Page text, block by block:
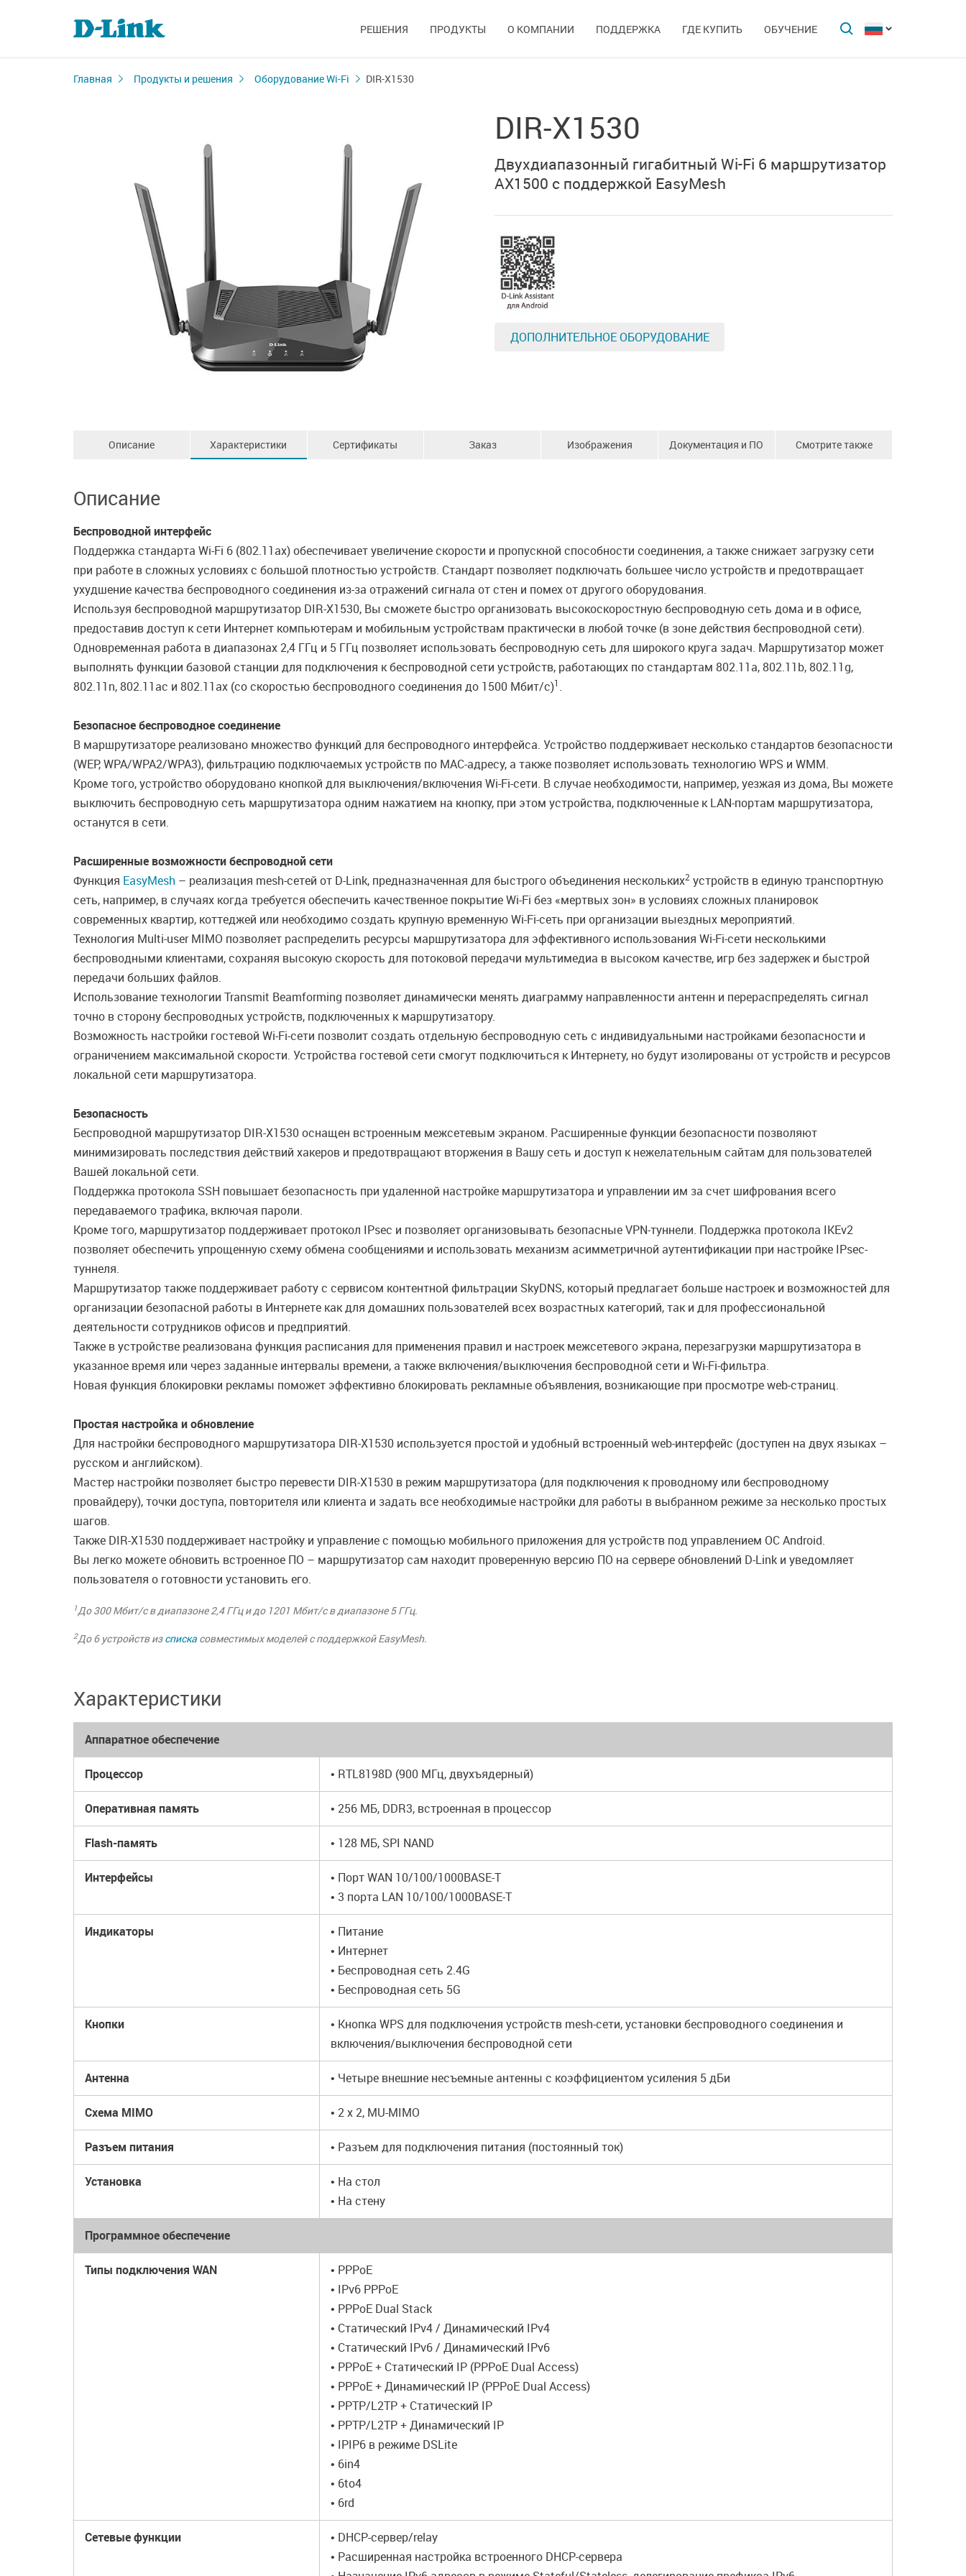
РЕШЕНИЯ ПРОДУКТЫ О КОМПАНИИ ПОДДЕРЖКА ГДЕ КУПИТЬ ОБУЧЕНИЕ
Главная Продукты и решения Оборудование Wi-Fi DIR-X1530
DIR-X1530
Двухдиапазонный гигабитный Wi-Fi 6 маршрутизатор
AX1500 с поддержкой EasyMesh
ДОПОЛНИТЕЛЬНОЕ ОБОРУДОВАНИЕ
Описание Характеристики Сертификаты Заказ Изображения Документация и ПО Смотрите также
Описание
Беспроводной интерфейс
Поддержка стандарта Wi-Fi 6 (802.11ax) обеспечивает увеличение скорости и пропускной способности соединения, а также снижает загрузку сети
при работе в сложных условиях с большой плотностью устройств. Стандарт позволяет подключать большее число устройств и предотвращает
ухудшение качества беспроводного соединения из-за отражений сигнала от стен и помех от другого оборудования.
Используя беспроводной маршрутизатор DIR-X1530, Вы сможете быстро организовать высокоскоростную беспроводную сеть дома и в офисе,
предоставив доступ к сети Интернет компьютерам и мобильным устройствам практически в любой точке (в зоне действия беспроводной сети).
Одновременная работа в диапазонах 2,4 ГГц и 5 ГГц позволяет использовать беспроводную сеть для широкого круга задач. Маршрутизатор может
выполнять функции базовой станции для подключения к беспроводной сети устройств, работающих по стандартам 802.11a, 802.11b, 802.11g,
802.11n, 802.11ac и 802.11ax (со скоростью беспроводного соединения до 1500 Мбит/с)1 .
Безопасное беспроводное соединение
В маршрутизаторе реализовано множество функций для беспроводного интерфейса. Устройство поддерживает несколько стандартов безопасности
(WEP, WPA/WPA2/WPA3), фильтрацию подключаемых устройств по MAC-адресу, а также позволяет использовать технологию WPS и WMM.
Кроме того, устройство оборудовано кнопкой для выключения/включения Wi-Fi-сети. В случае необходимости, например, уезжая из дома, Вы можете
выключить беспроводную сеть маршрутизатора одним нажатием на кнопку, при этом устройства, подключенные к LAN-портам маршрутизатора,
останутся в сети.
Расширенные возможности беспроводной сети
Функция EasyMesh – реализация mesh-сетей от D-Link, предназначенная для быстрого объединения нескольких2 устройств в единую транспортную
сеть, например, в случаях когда требуется обеспечить качественное покрытие Wi-Fi без «мертвых зон» в условиях сложных планировок
современных квартир, коттеджей или необходимо создать крупную временную Wi-Fi-сеть при организации выездных мероприятий.
Технология Multi-user MIMO позволяет распределить ресурсы маршрутизатора для эффективного использования Wi-Fi-сети несколькими
беспроводными клиентами, сохраняя высокую скорость для потоковой передачи мультимедиа в высоком качестве, игр без задержек и быстрой
передачи больших файлов.
Использование технологии Transmit Beamforming позволяет динамически менять диаграмму направленности антенн и перераспределять сигнал
точно в сторону беспроводных устройств, подключенных к маршрутизатору.
Возможность настройки гостевой Wi-Fi-сети позволит создать отдельную беспроводную сеть с индивидуальными настройками безопасности и
ограничением максимальной скорости. Устройства гостевой сети смогут подключиться к Интернету, но будут изолированы от устройств и ресурсов
локальной сети маршрутизатора.
Безопасность
Беспроводной маршрутизатор DIR-X1530 оснащен встроенным межсетевым экраном. Расширенные функции безопасности позволяют
минимизировать последствия действий хакеров и предотвращают вторжения в Вашу сеть и доступ к нежелательным сайтам для пользователей
Вашей локальной сети.
Поддержка протокола SSH повышает безопасность при удаленной настройке маршрутизатора и управлении им за счет шифрования всего
передаваемого трафика, включая пароли.
Кроме того, маршрутизатор поддерживает протокол IPsec и позволяет организовывать безопасные VPN-туннели. Поддержка протокола IKEv2
позволяет обеспечить упрощенную схему обмена сообщениями и использовать механизм асимметричной аутентификации при настройке IPsec-
туннеля.
Маршрутизатор также поддерживает работу с сервисом контентной фильтрации SkyDNS, который предлагает больше настроек и возможностей для
организации безопасной работы в Интернете как для домашних пользователей всех возрастных категорий, так и для профессиональной
деятельности сотрудников офисов и предприятий.
Также в устройстве реализована функция расписания для применения правил и настроек межсетевого экрана, перезагрузки маршрутизатора в
указанное время или через заданные интервалы времени, а также включения/выключения беспроводной сети и Wi-Fi-фильтра.
Новая функция блокировки рекламы поможет эффективно блокировать рекламные объявления, возникающие при просмотре web-страниц.
Простая настройка и обновление
Для настройки беспроводного маршрутизатора DIR-X1530 используется простой и удобный встроенный web-интерфейс (доступен на двух языках –
русском и английском).
Мастер настройки позволяет быстро перевести DIR-X1530 в режим маршрутизатора (для подключения к проводному или беспроводному
провайдеру), точки доступа, повторителя или клиента и задать все необходимые настройки для работы в выбранном режиме за несколько простых
шагов.
Также DIR-X1530 поддерживает настройку и управление с помощью мобильного приложения для устройств под управлением ОС Android.
Вы легко можете обновить встроенное ПО – маршрутизатор сам находит проверенную версию ПО на сервере обновлений D-Link и уведомляет
пользователя о готовности установить его.
1До 300 Мбит/с в диапазоне 2,4 ГГц и до 1201 Мбит/с в диапазоне 5 ГГц.
2До 6 устройств изсписка совместимых моделей с поддержкой EasyMesh.
Характеристики
Аппаратное обеспечение
Процессор • RTL8198D (900 МГц, двухъядерный)
Оперативная память • 256 MБ, DDR3, встроенная в процессор
Flash-память • 128 МБ, SPI NAND
Интерфейсы
• Порт WAN 10/100/1000BASE-T
• 3 порта LAN 10/100/1000BASE-T
Индикаторы
• Питание
• Интернет
• Беспроводная сеть 2.4G
• Беспроводная сеть 5G
Кнопки
• Кнопка WPS для подключения устройств mesh-сети, установки беспроводного соединения и
включения/выключения беспроводной сети
Антенна • Четыре внешние несъемные антенны с коэффициентом усиления 5 дБи
Схема MIMO • 2 x 2, MU-MIMO
Разъем питания • Разъем для подключения питания (постоянный ток)
Установка
• На стол
• На стену
Программное обеспечение
Типы подключения WAN
• PPPoE
• IPv6 PPPoE
• PPPoE Dual Stack
• Статический IPv4 / Динамический IPv4
• Статический IPv6 / Динамический IPv6
• PPPoE + Статический IP (PPPoE Dual Access)
• PPPoE + Динамический IP (PPPoE Dual Access)
• PPTP/L2TP + Статический IP
• PPTP/L2TP + Динамический IP
• IPIP6 в режиме DSLite
• 6in4
• 6to4
• 6rd
Сетевые функции
• DHCP-сервер/relay
• Расширенная настройка встроенного DHCP-сервера